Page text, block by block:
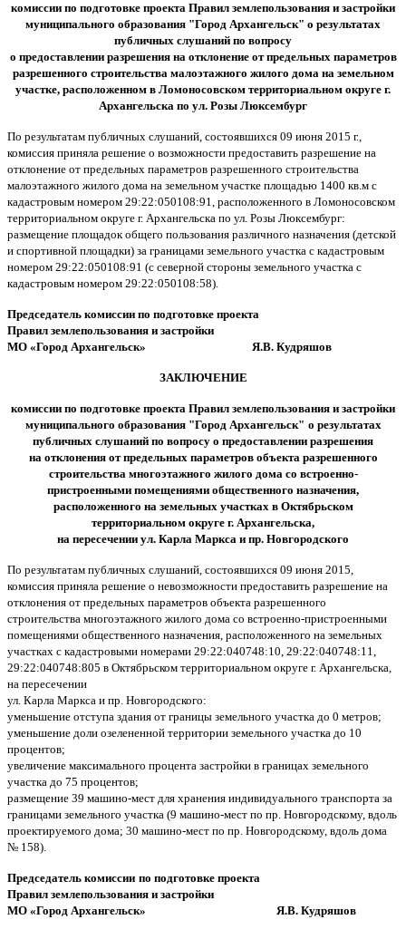
комиссии по подготовке проекта Правил землепользования и застройки
муниципального образования "Город Архангельск" о результатах
публичных слушаний по вопросу
о предоставлении разрешения на отклонение от предельных параметров
разрешенного строительства малоэтажного жилого дома на земельном
участке, расположенном в Ломоносовском территориальном округе г.
Архангельска по ул. Розы Люксембург
По результатам публичных слушаний, состоявшихся 09 июня 2015 г.,
комиссия приняла решение о возможности предоставить разрешение на
отклонение от предельных параметров разрешенного строительства
малоэтажного жилого дома на земельном участке площадью 1400 кв.м с
кадастровым номером 29:22:050108:91, расположенного в Ломоносовском
территориальном округе г. Архангельска по ул. Розы Люксембург:
размещение площадок общего пользования различного назначения (детской
и спортивной площадки) за границами земельного участка с кадастровым
номером 29:22:050108:91 (с северной стороны земельного участка с
кадастровым номером 29:22:050108:58).
Председатель комиссии по подготовке проекта
Правил землепользования и застройки
МО «Город Архангельск» Я.В. Кудряшов
ЗАКЛЮЧЕНИЕ
комиссии по подготовке проекта Правил землепользования и застройки
муниципального образования "Город Архангельск" о результатах
публичных слушаний по вопросу о предоставлении разрешения
на отклонения от предельных параметров объекта разрешенного
строительства многоэтажного жилого дома со встроенно-
пристроенными помещениями общественного назначения,
расположенного на земельных участках в Октябрьском
территориальном округе г. Архангельска,
на пересечении ул. Карла Маркса и пр. Новгородского
По результатам публичных слушаний, состоявшихся 09 июня 2015,
комиссия приняла решение о невозможности предоставить разрешение на
отклонения от предельных параметров объекта разрешенного
строительства многоэтажного жилого дома со встроенно-пристроенными
помещениями общественного назначения, расположенного на земельных
участках с кадастровыми номерами 29:22:040748:10, 29:22:040748:11,
29:22:040748:805 в Октябрьском территориальном округе г. Архангельска,
на пересечении
ул. Карла Маркса и пр. Новгородского:
уменьшение отступа здания от границы земельного участка до 0 метров;
уменьшение доли озелененной территории земельного участка до 10
процентов;
увеличение максимального процента застройки в границах земельного
участка до 75 процентов;
размещение 39 машино-мест для хранения индивидуального транспорта за
границами земельного участка (9 машино-мест по пр. Новгородскому, вдоль
проектируемого дома; 30 машино-мест по пр. Новгородскому, вдоль дома
№ 158).
Председатель комиссии по подготовке проекта
Правил землепользования и застройки
МО «Город Архангельск» Я.В. Кудряшов